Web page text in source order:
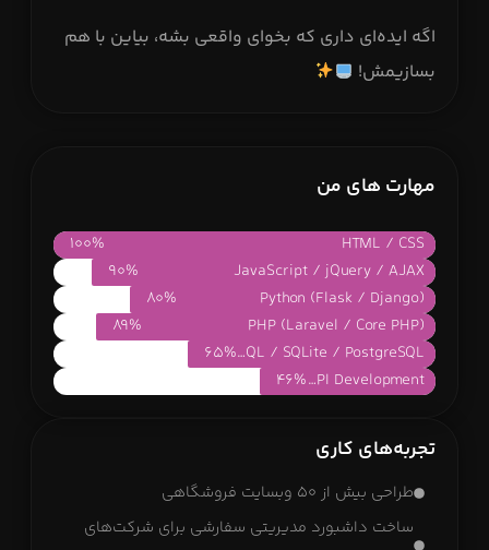
اگه ایده‌ای داری که بخوای واقعی بشه، بیاین با هم
بسازیمش!
مهارت های من
HTML / CSS
100%
JavaScript / jQuery / AJAX
90%
Python (Flask / Django)
80%
PHP (Laravel / Core PHP)
89%
MySQL / SQLite / PostgreSQL
65%
RESTful API Development
46%
تجربه‌های کاری
طراحی بیش از 50 وبسایت فروشگاهی
ساخت داشبورد مدیریتی سفارشی برای شرکت‌های